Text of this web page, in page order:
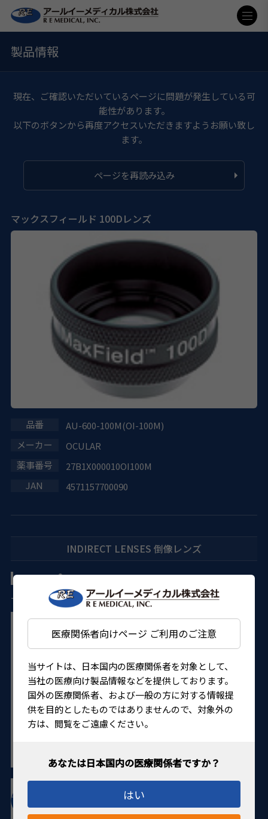
医療関係者向けページ ご利用のご注意
当サイトは、日本国内の医療関係者を対象として、
当社の医療向け製品情報などを提供しております。
国外の医療関係者、および一般の方に対する情報提
供を目的としたものではありませんので、対象外の
方は、閲覧をご遠慮ください。
はい
製品情報
現在、ご確認いただいているページに問題が発生している可
能性があります。
以下のボタンから再度アクセスいただきますようお願い致し
ます。
ページを再読み込み
マックスフィールド 100Dレンズ
AU-600-100M(OI-100M)
OCULAR
27B1X000010OI100M
4571157700090
INDIRECT LENSES 倒像レンズ
MaxField®100D Lens マックスフィールド 100Dレンズ
一般的な検査用レンズで、小瞳孔に有用です。